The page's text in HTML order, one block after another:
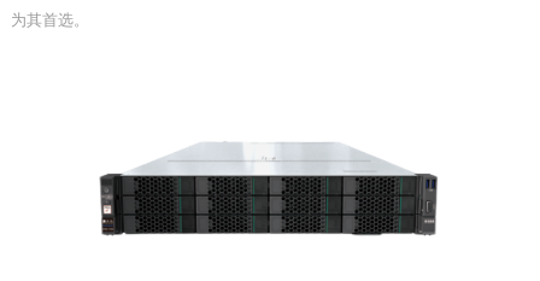
为其首选。